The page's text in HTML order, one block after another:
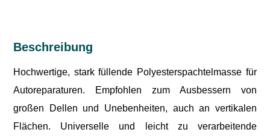
Beschreibung
Hochwertige, stark füllende Polyesterspachtelmasse für
Autoreparaturen. Empfohlen zum Ausbessern von
großen Dellen und Unebenheiten, auch an vertikalen
Flächen. Universelle und leicht zu verarbeitende